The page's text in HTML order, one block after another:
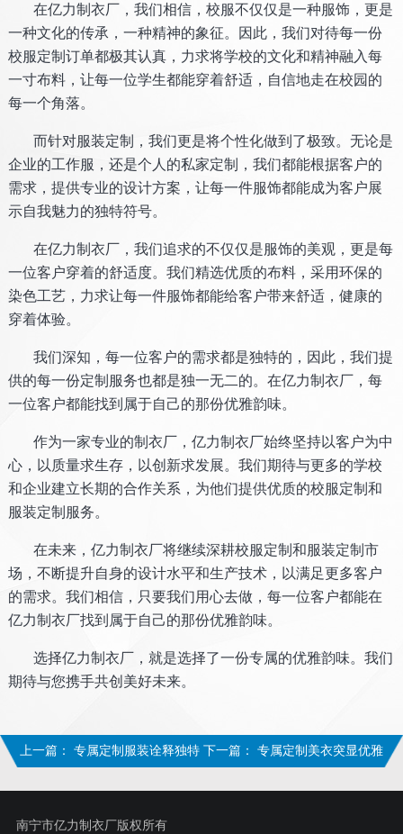
在亿力制衣厂，我们相信，校服不仅仅是一种服饰，更是
一种文化的传承，一种精神的象征。因此，我们对待每一份
校服定制订单都极其认真，力求将学校的文化和精神融入每
一寸布料，让每一位学生都能穿着舒适，自信地走在校园的
每一个角落。
而针对服装定制，我们更是将个性化做到了极致。无论是
企业的工作服，还是个人的私家定制，我们都能根据客户的
需求，提供专业的设计方案，让每一件服饰都能成为客户展
示自我魅力的独特符号。
在亿力制衣厂，我们追求的不仅仅是服饰的美观，更是每
一位客户穿着的舒适度。我们精选优质的布料，采用环保的
染色工艺，力求让每一件服饰都能给客户带来舒适，健康的
穿着体验。
我们深知，每一位客户的需求都是独特的，因此，我们提
供的每一份定制服务也都是独一无二的。在亿力制衣厂，每
一位客户都能找到属于自己的那份优雅韵味。
作为一家专业的制衣厂，亿力制衣厂始终坚持以客户为中
心，以质量求生存，以创新求发展。我们期待与更多的学校
和企业建立长期的合作关系，为他们提供优质的校服定制和
服装定制服务。
在未来，亿力制衣厂将继续深耕校服定制和服装定制市
场，不断提升自身的设计水平和生产技术，以满足更多客户
的需求。我们相信，只要我们用心去做，每一位客户都能在
亿力制衣厂找到属于自己的那份优雅韵味。
选择亿力制衣厂，就是选择了一份专属的优雅韵味。我们
期待与您携手共创美好未来。
上一篇：专属定制服装诠释独特 下一篇： 专属定制美衣突显优雅
南宁市亿力制衣厂版权所有